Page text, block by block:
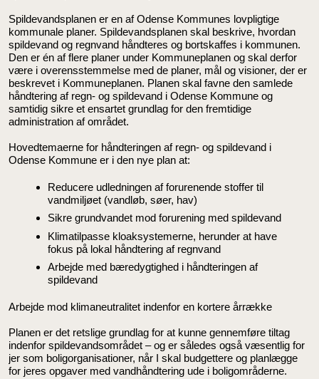
Spildevandsplanen er en af Odense Kommunes lovpligtige
kommunale planer. Spildevandsplanen skal beskrive, hvordan
spildevand og regnvand håndteres og bortskaffes i kommunen.
Den er én af flere planer under Kommuneplanen og skal derfor
være i overensstemmelse med de planer, mål og visioner, der er
beskrevet i Kommuneplanen. Planen skal favne den samlede
håndtering af regn- og spildevand i Odense Kommune og
samtidig sikre et ensartet grundlag for den fremtidige
administration af området.
Hovedtemaerne for håndteringen af regn- og spildevand i
Odense Kommune er i den nye plan at:
Reducere udledningen af forurenende stoffer til
vandmiljøet (vandløb, søer, hav)
Sikre grundvandet mod forurening med spildevand
Klimatilpasse kloaksystemerne, herunder at have
fokus på lokal håndtering af regnvand
Arbejde med bæredygtighed i håndteringen af
spildevand
Arbejde mod klimaneutralitet indenfor en kortere årrække
Planen er det retslige grundlag for at kunne gennemføre tiltag
indenfor spildevandsområdet – og er således også væsentlig for
jer som boligorganisationer, når I skal budgettere og planlægge
for jeres opgaver med vandhåndtering ude i boligområderne.